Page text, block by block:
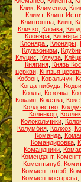
Клик, Клименко,
Климт, Клинт
Клинтонша, Клип,
Кличко, Клоака,
Клоняра Клоняра
Клоняра.
Клоняры
Клуазонизм
Клуцис
Кляуза,
Княгиня, Князь
церкви, Князья
Кобзон Ковальчук
Когда-нибудь
Козлы Козочка
Кокаин Кокетка
Колдовство,
Коленкор,
Колокольчики
Колумбия, Колхоз,
Команда,
Командировка,
Командники
Комендант,
Коментыпуб,
Коммент ютюб
Комменткосырева